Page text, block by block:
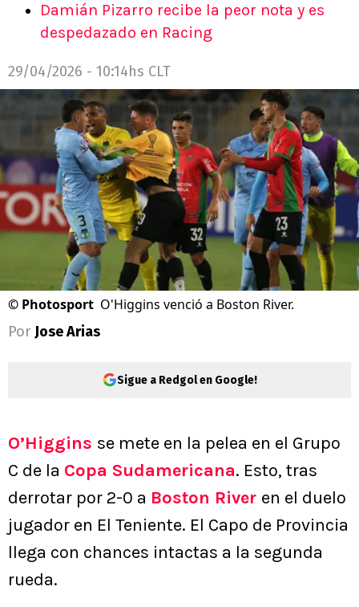
Damián Pizarro recibe la peor nota y es
despedazado en Racing
29/04/2026 - 10:14hs CLT
© Photosport O'Higgins venció a Boston River.
Por Jose Arias
Sigue a Redgol en Google!
O’Higgins se mete en la pelea en el Grupo
C de la Copa Sudamericana. Esto, tras
derrotar por 2-0 a Boston River en el duelo
jugador en El Teniente. El Capo de Provincia
llega con chances intactas a la segunda
rueda.